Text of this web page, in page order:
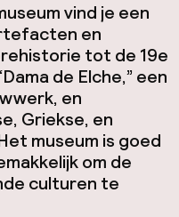
vind je een
en
tot de 19e
de Elche,” een
en
Griekse, en
museum is goed
om de
culturen te